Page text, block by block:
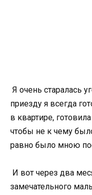
Я очень старалась
приезду я всегда
в квартире,
чтобы не к чему
равно было мною
И вот через два
замечательного